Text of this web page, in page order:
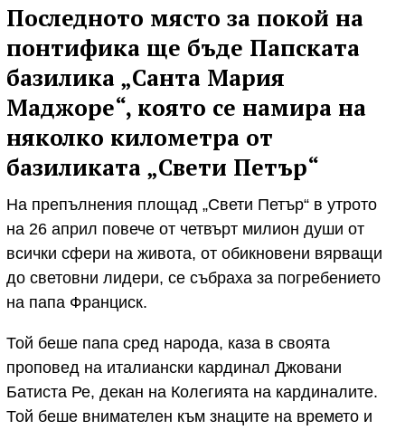
Последното място за покой на
понтифика ще бъде Папската
базилика „Санта Мария
Маджоре“, която се намира на
няколко километра от
базиликата „Свети Петър“
На препълнения площад „Свети Петър“ в утрото
на 26 април повече от четвърт милион души от
всички сфери на живота, от обикновени вярващи
до световни лидери, се събраха за погребението
на папа Франциск.
Той беше папа сред народа, каза в своята
проповед на италиански кардинал Джовани
Батиста Ре, декан на Колегията на кардиналите.
Той беше внимателен към знаците на времето и